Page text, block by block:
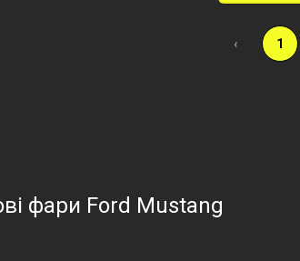
‹ 1
фари Ford Mustang